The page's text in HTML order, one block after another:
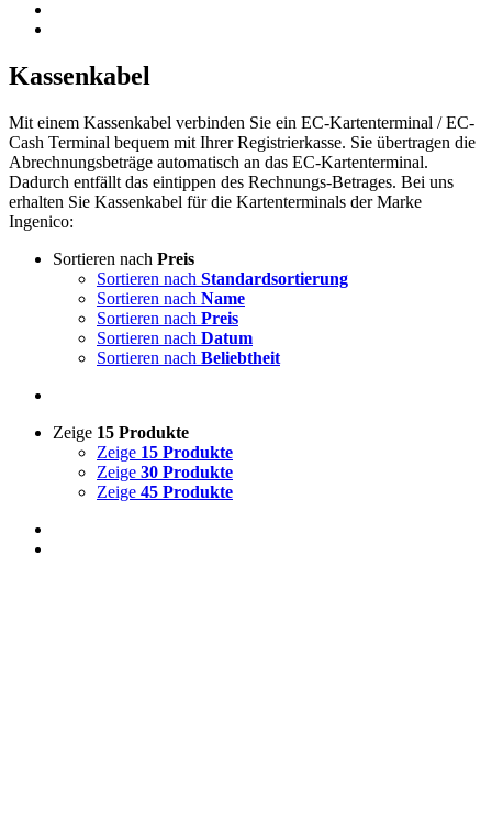
Kassenkabel
Mit einem Kassenkabel verbinden Sie ein EC-Kartenterminal / EC-
Cash Terminal bequem mit Ihrer Registrierkasse. Sie übertragen die
Abrechnungsbeträge automatisch an das EC-Kartenterminal.
Dadurch entfällt das eintippen des Rechnungs-Betrages. Bei uns
erhalten Sie Kassenkabel für die Kartenterminals der Marke
Ingenico:
Sortieren nach Preis
Sortieren nach Standardsortierung
Sortieren nach Name
Sortieren nach Preis
Sortieren nach Datum
Sortieren nach Beliebtheit
Zeige 15 Produkte
Zeige 15 Produkte
Zeige 30 Produkte
Zeige 45 Produkte